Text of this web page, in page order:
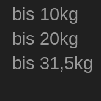
bis 10kg
bis 20kg
bis